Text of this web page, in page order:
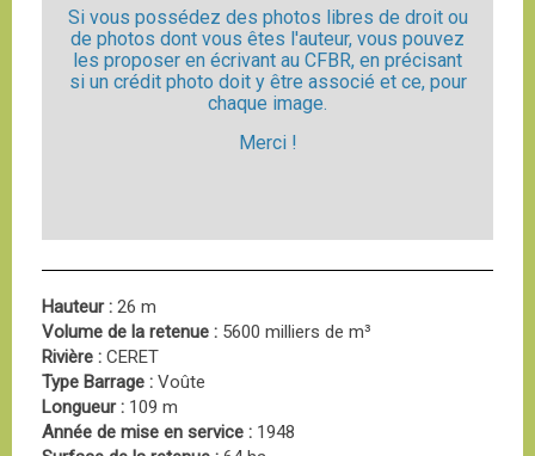
Si vous possédez des photos libres de droit ou
de photos dont vous êtes l'auteur, vous pouvez
les proposer en écrivant au CFBR, en précisant
si un crédit photo doit y être associé et ce, pour
chaque image.
Merci !
Hauteur : 26 m
Volume de la retenue : 5600 milliers de m³
Rivière : CERET
Type Barrage : Voûte
Longueur : 109 m
Année de mise en service : 1948